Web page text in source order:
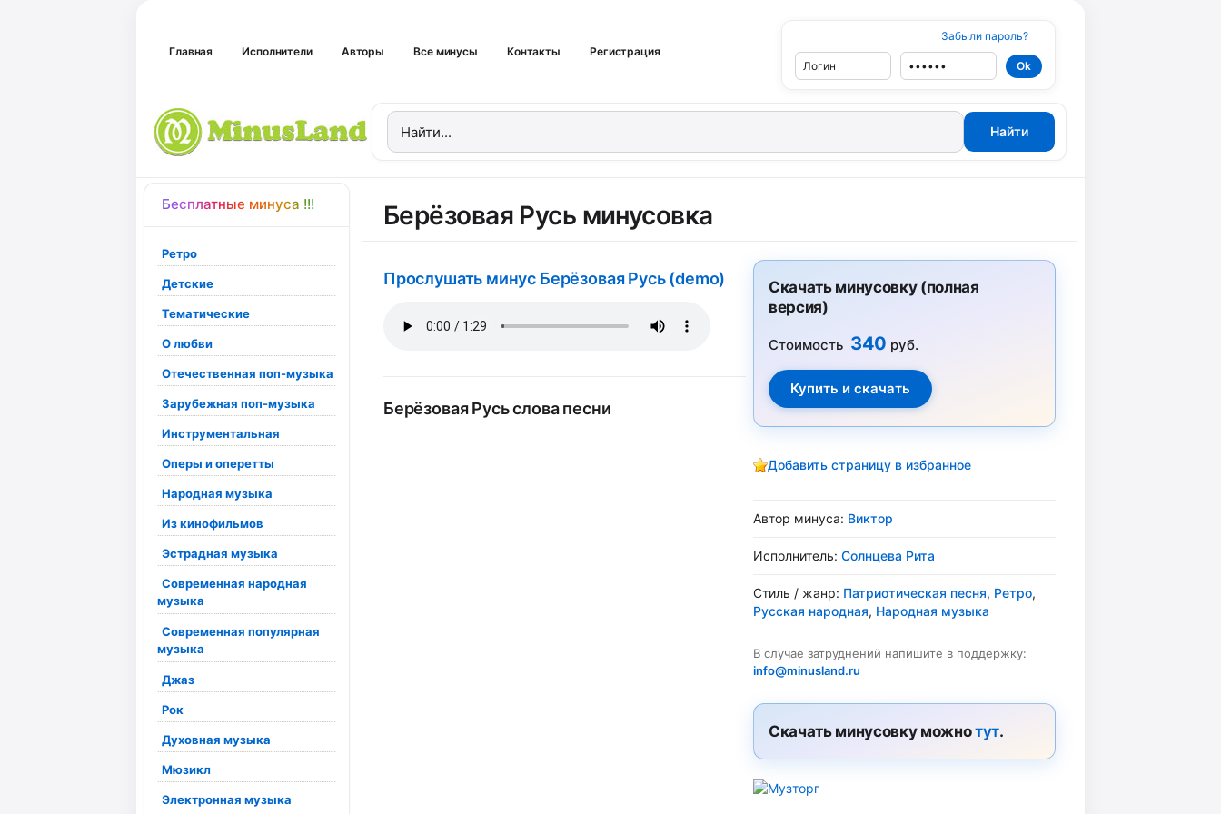
Главная Исполнители Авторы Все минусы Контакты Регистрация
Забыли пароль?
Бесплатные минуса !!!
Ретро
Детские
Тематические
О любви
Отечественная поп-музыка
Зарубежная поп-музыка
Инструментальная
Оперы и оперетты
Народная музыка
Из кинофильмов
Эстрадная музыка
Современная народная
музыка
Современная популярная
музыка
Джаз
Рок
Духовная музыка
Мюзикл
Электронная музыка
Берёзовая Русь минусовка
Прослушать минус Берёзовая Русь (demo)
Берёзовая Русь слова песни
Скачать минусовку (полная
версия)
Стоимость 340 руб.
Добавить страницу в избранное
Автор минуса: Виктор
Исполнитель: Солнцева Рита
Стиль / жанр: Патриотическая песня, Ретро,
Русская народная, Народная музыка
В случае затруднений напишите в поддержку:
info@minusland.ru
Скачать минусовку можнотут.